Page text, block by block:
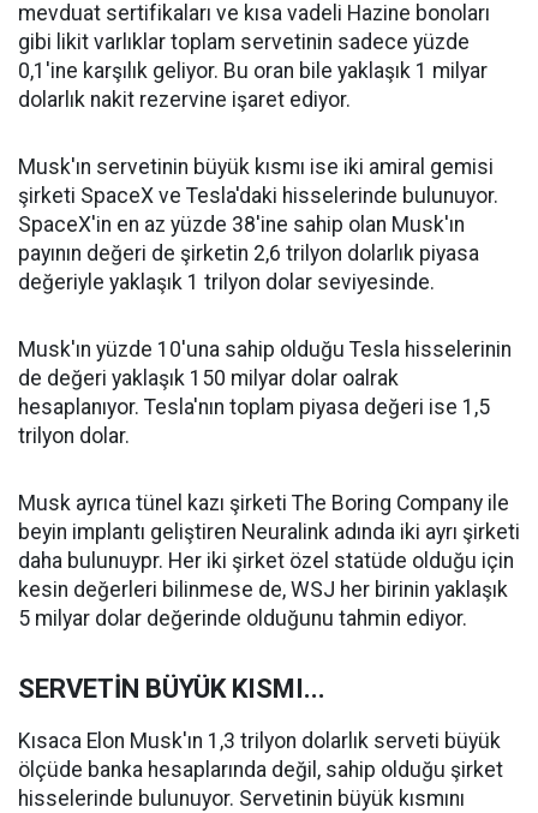
mevduat sertifikaları ve kısa vadeli Hazine bonoları
gibi likit varlıklar toplam servetinin sadece yüzde
0,1'ine karşılık geliyor. Bu oran bile yaklaşık 1 milyar
dolarlık nakit rezervine işaret ediyor.
Musk'ın servetinin büyük kısmı ise iki amiral gemisi
şirketi SpaceX ve Tesla'daki hisselerinde bulunuyor.
SpaceX'in en az yüzde 38'ine sahip olan Musk'ın
payının değeri de şirketin 2,6 trilyon dolarlık piyasa
değeriyle yaklaşık 1 trilyon dolar seviyesinde.
Musk'ın yüzde 10'una sahip olduğu Tesla hisselerinin
de değeri yaklaşık 150 milyar dolar oalrak
hesaplanıyor. Tesla'nın toplam piyasa değeri ise 1,5
trilyon dolar.
Musk ayrıca tünel kazı şirketi The Boring Company ile
beyin implantı geliştiren Neuralink adında iki ayrı şirketi
daha bulunuypr. Her iki şirket özel statüde olduğu için
kesin değerleri bilinmese de, WSJ her birinin yaklaşık
5 milyar dolar değerinde olduğunu tahmin ediyor.
SERVETİN BÜYÜK KISMI...
Kısaca Elon Musk'ın 1,3 trilyon dolarlık serveti büyük
ölçüde banka hesaplarında değil, sahip olduğu şirket
hisselerinde bulunuyor. Servetinin büyük kısmını